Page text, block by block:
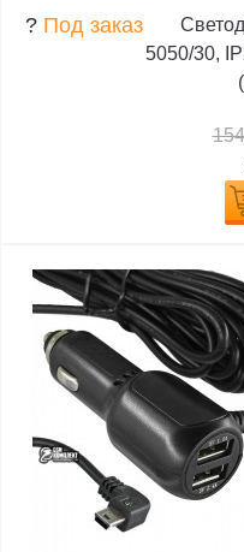
? Под заказ
5050/30,